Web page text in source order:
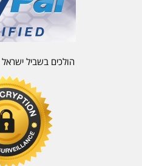
הולכים בשביל